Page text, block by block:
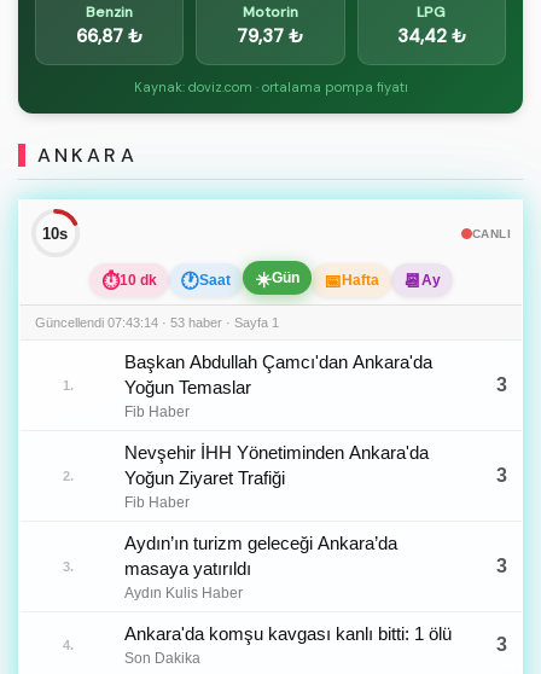
Benzin
66,87 ₺
Motorin
79,37 ₺
LPG
34,42 ₺
Kaynak: doviz.com · ortalama pompa fiyatı
ANKARA
9s
⏱10 dk 🕐Saat ☀️Gün 📅 Hafta 📆 Ay
CANLI
Güncellendi 07:43:14 · 53 haber · Sayfa 1
1.
Başkan Abdullah Çamcı'dan Ankara'da
Yoğun Temaslar
Fib Haber
3
2.
Nevşehir İHH Yönetiminden Ankara'da
Yoğun Ziyaret Trafiği
Fib Haber
3
3.
Aydın’ın turizm geleceği Ankara’da
masaya yatırıldı
Aydın Kulis Haber
3
4.
Ankara'da komşu kavgası kanlı bitti: 1 ölü
Son Dakika
3